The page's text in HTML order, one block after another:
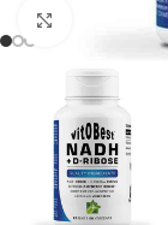
Click to